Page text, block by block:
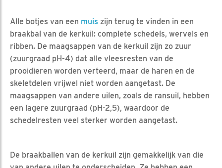
Alle botjes van een muis zijn terug te vinden in een
braakbal van de kerkuil: complete schedels, wervels en
ribben. De maagsappen van de kerkuil zijn zo zuur
(zuurgraad pH-4) dat alle vleesresten van de
prooidieren worden verteerd, maar de haren en de
skeletdelen vrijwel niet worden aangetast. De
maagsappen van andere uilen, zoals de ransuil, hebben
een lagere zuurgraad (pH-2,5), waardoor de
schedelresten veel sterker worden aangetast.
De braakballen van de kerkuil zijn gemakkelijk van die